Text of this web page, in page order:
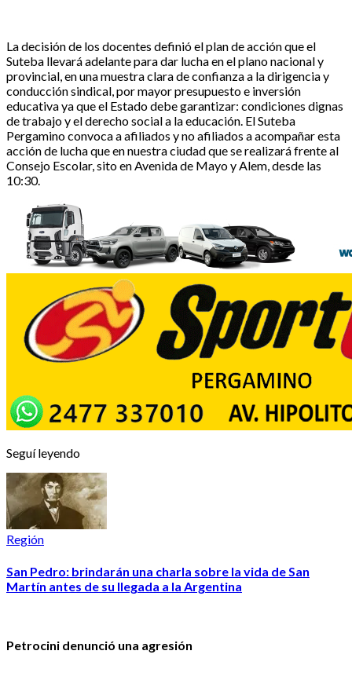
La decisión de los docentes definió el plan de acción que el
Suteba llevará adelante para dar lucha en el plano nacional y
provincial, en una muestra clara de confianza a la dirigencia y
conducción sindical, por mayor presupuesto e inversión
educativa ya que el Estado debe garantizar: condiciones dignas
de trabajo y el derecho social a la educación. El Suteba
Pergamino convoca a afiliados y no afiliados a acompañar esta
acción de lucha que en nuestra ciudad que se realizará frente al
Consejo Escolar, sito en Avenida de Mayo y Alem, desde las
10:30.
Seguí leyendo
Región
San Pedro: brindarán una charla sobre la vida de San
Martín antes de su llegada a la Argentina
Petrocini denunció una agresión